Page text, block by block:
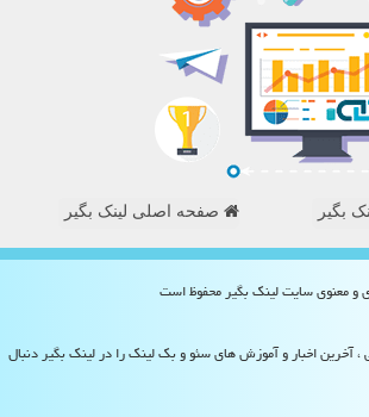
بگیر صفحه اصلی لینک بگیر
، آخرین اخبار و آموزش های سئو و بک لینک را در لینک بگیر دنبال